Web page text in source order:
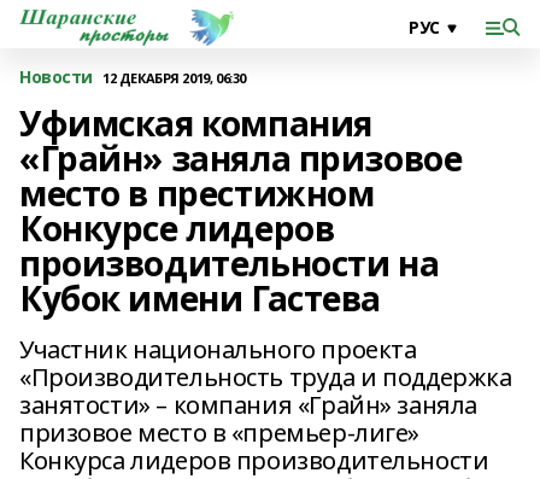
Новости 12 ДЕКАБРЯ 2019, 06:30
Уфимская компания
«Грайн» заняла призовое
место в престижном
Конкурсе лидеров
производительности на
Кубок имени Гастева
Участник национального проекта
«Производительность труда и поддержка
занятости» – компания «Грайн» заняла
призовое место в «премьер-лиге»
Конкурса лидеров производительности